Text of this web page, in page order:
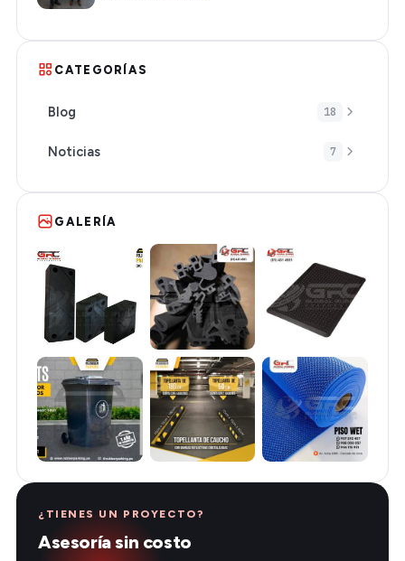
CATEGORÍAS
Blog 18
Noticias 7
GALERÍA
¿TIENES UN PROYECTO?
Asesoría sin costo